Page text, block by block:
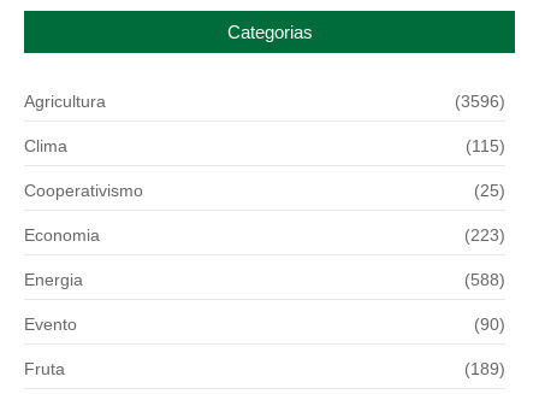
Categorias
Agricultura (3596)
Clima (115)
Cooperativismo (25)
Economia (223)
Energia (588)
Evento (90)
Fruta (189)